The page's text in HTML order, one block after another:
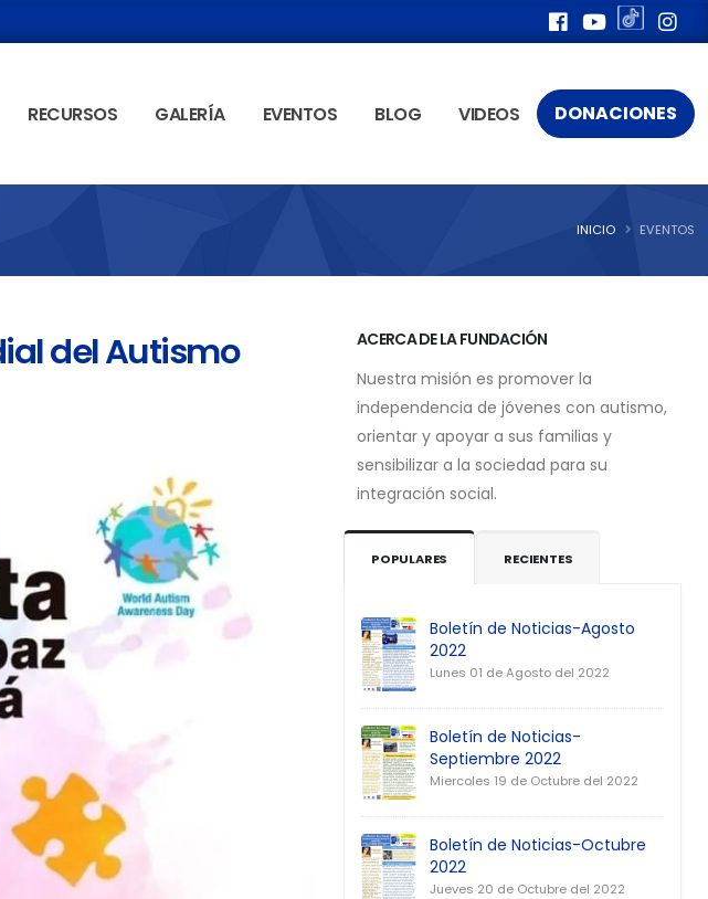
RECURSOS GALERÍA EVENTOS BLOG VIDEOS DONACIONES
INICIO EVENTOS
del Autismo
ACERCA DE LA FUNDACIÓN
Nuestra misión es promover la
independencia de jóvenes con autismo,
orientar y apoyar a sus familias y
sensibilizar a la sociedad para su
integración social.
POPULARES RECIENTES
Boletín de Noticias-Agosto
2022
Lunes 01 de Agosto del 2022
Boletín de Noticias-
Septiembre 2022
Miercoles 19 de Octubre del 2022
Boletín de Noticias-Octubre
2022
Jueves 20 de Octubre del 2022